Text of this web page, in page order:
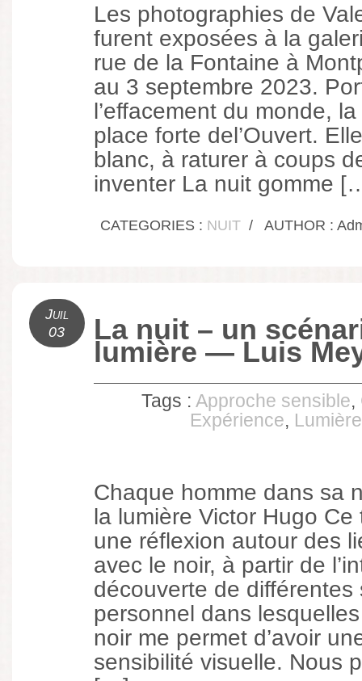
Les photographies de
furent exposées à la
rue de la Fontaine à
au 3 septembre 2023.
l’effacement du monde,
place forte del’Ouvert.
blanc, à raturer à coups
inventer La nuit gomme
CATEGORIES : NUIT / AUTHOR :
Juil
03
La nuit – un
lumière — Luis
Tags : Approche sensible,
Expérience, Lumière
Chaque homme dans sa
la lumière Victor Hugo
une réflexion autour des
avec le noir, à partir de
découverte de différentes
personnel dans
noir me permet d’avoir
sensibilité visuelle. Nous